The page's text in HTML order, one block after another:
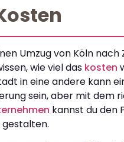
Umzug von Köln nach
wie viel das kosten
in eine andere kann
sein, aber mit dem
kannst du den
gestalten.